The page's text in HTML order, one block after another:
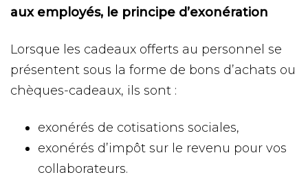
aux employés, le principe d’exonération
Lorsque les cadeaux offerts au personnel se
présentent sous la forme de bons d’achats ou
chèques-cadeaux, ils sont :
exonérés de cotisations sociales,
exonérés d’impôt sur le revenu pour vos
collaborateurs.